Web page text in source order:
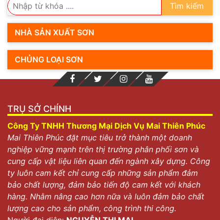
Giới thiệu về sơn sàn Kansai
Sơn Kansai là hãng sơn số 1 Nhật Bản
Sơn Kansai là thương hiệu sơn lớn đến từ Nhật Bản.
Kansai nằm trong top 6 những nhà sản xuất vật liệu
phủ lớn nhất thế giới.
Tập đoàn sơn Kansai ra đời năm 1918, trong suốt hơn
100 năm qua Kansai đã tạo ra những dòng sơn chất
Tìm kiếm
NHÀ SẢN XUẤT SƠN
CHỦNG LOẠI SƠN
TRỤ SỞ CHÍNH
Công Ty TNHH Thương Mại Dịch Vụ Mai Thiên Phúc
Mai Thiên Phúc đặt mục tiêu trở thành một doanh
nghiệp vững mạnh trên thị trường phân phối sơn và
cung cấp vật liệu liên quan đến ngành xây dựng. Công
ty luôn cam kết chỉ cung cấp những sản phẩm đảm
bảo chất lượng, đảm bảo tiến độ cam kết với khách
hàng. Nhằm nâng cao hơn nữa và luôn đảm bảo chất
lượng cao cho sản phẩm, công trình thi công.